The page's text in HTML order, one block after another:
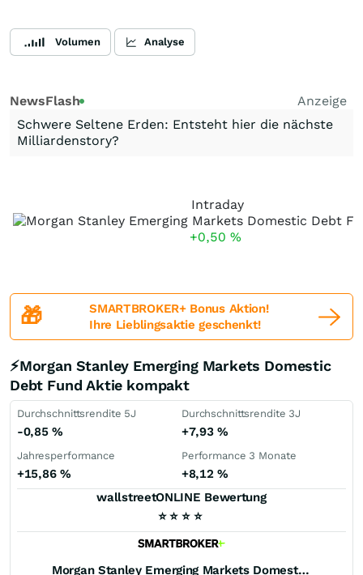
Volumen Analyse
NewsFlash
Anzeige
Schwere Seltene Erden: Entsteht hier die nächste
Milliardenstory?
Intraday
+0,50 %
🎁
SMARTBROKER+ Bonus Aktion!
Ihre Lieblingsaktie geschenkt!
⚡Morgan Stanley Emerging Markets Domestic
Debt Fund Aktie kompakt
Durchschnittsrendite 5J
-0,85%
Durchschnittsrendite 3J
+7,93%
Jahresperformance
+15,86 %
Performance 3 Monate
+8,12%
wallstreetONLINE Bewertung
⭐ ⭐ ⭐ ⭐
Morgan Stanley Emerging Markets Domestic Debt Fund